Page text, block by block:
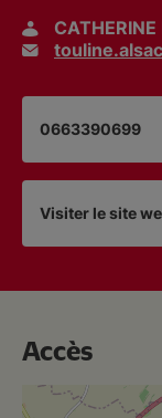
0663390699
Visiter le site
Accès